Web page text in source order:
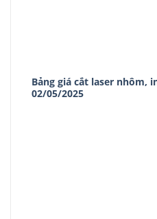
Bảng giá cắt laser nhôm,
02/05/2025